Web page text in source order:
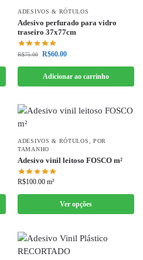
ADESIVOS & RÓTULOS
Adesivo perfurado para vidro
traseiro 37x77cm
R$75.00 R$60.00
Adicionar ao carrinho
ADESIVOS & RÓTULOS ,POR
TAMANHO
Adesivo vinil leitoso FOSCO m²
R$100.00 m²
Ver opções